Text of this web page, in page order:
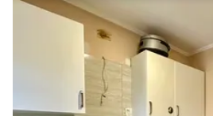
місця для паркування та дитячий
ліфти У самому під’їзді є черговий
уся інфраструктура та транспортна
садочки, школи тощо Телефонуйте, домовимося про зустріч З
повагою, ваш спеціаліст із
у нерухомості